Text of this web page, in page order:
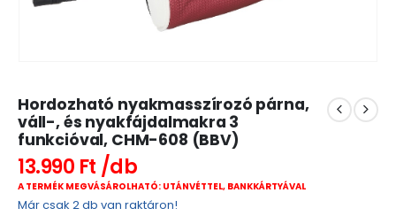
Hordozható nyakmasszírozó párna,
váll-, és nyakfájdalmakra 3
funkcióval, CHM-608 (BBV)
13.990 Ft
A TERMÉK MEGVÁSÁROLHATÓ: UTÁNVÉTTEL, BANKKÁRTYÁVAL
Már csak 2 db van raktáron!